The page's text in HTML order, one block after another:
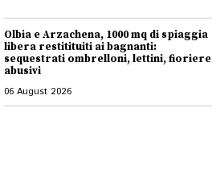
Olbia e Arzachena, 1000 mq di spiaggia
libera restitituiti ai bagnanti:
sequestrati ombrelloni, lettini, fioriere
abusivi
06 August 2026